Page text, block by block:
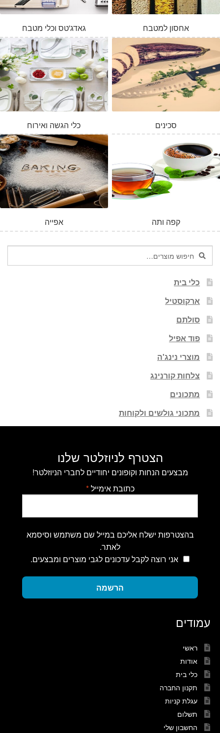
גאדג'טס וכלי מטבח אחסון למטבח
כלי הגשה ואירוח סכינים
אפייה קפה ותה
חיפוש
עבור:
חיפוש
כלי בית
ארקוסטיל
סולתם
פוד אפיל
מוצרי נינג'ה
צלחות קורנינג
מתכונים
מתכוני גולשים ולקוחות
הצטרף לניוזלטר שלנו
מבצעים הנחות וקופונים יחודיים לחברי הניוזלטר!
כתובת אימייל*
בהצטרפות ישלח אליכם במייל שם משתמש וסיסמא
לאתר.
אני רוצה לקבל עדכונים לגבי מוצרים ומבצעים.
הרשמה
עמודים
ראשי
אודות
כלי בית
תקנון החברה
עגלת קניות
תשלום
החשבון שלי